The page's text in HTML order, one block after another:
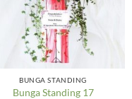
BUNGA STANDING
Bunga Standing 17